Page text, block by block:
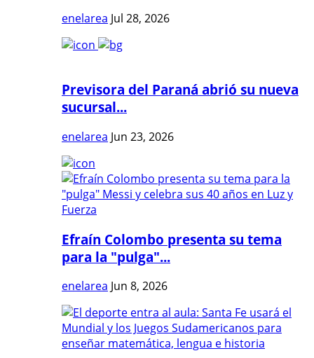
enelarea Jul 28, 2026
Previsora del Paraná abrió su nueva
sucursal...
enelarea Jun 23, 2026
Efraín Colombo presenta su tema
para la "pulga"...
enelarea Jun 8, 2026